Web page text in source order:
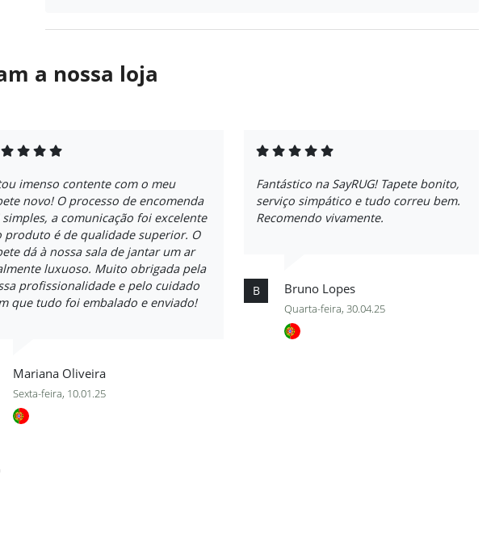
a nossa loja
imenso contente com o meu
novo! O processo de encomenda
a comunicação foi excelente
produto é de qualidade superior. O
dá à nossa sala de jantar um ar
luxuoso. Muito obrigada pela
profissionalidade e pelo cuidado
que tudo foi embalado e enviado!
Mariana Oliveira
Sexta-feira, 10.01.25
Fantástico na SayRUG! Tapete bonito,
serviço simpático e tudo correu bem.
Recomendo vivamente.
B Bruno Lopes
Quarta-feira, 30.04.25